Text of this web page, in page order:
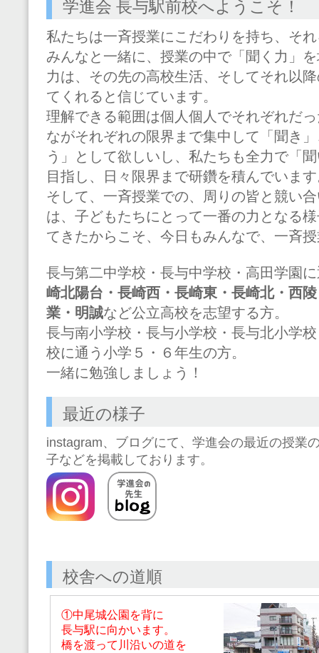
学進会 長与駅前校へようこそ！
私たちは一斉授業にこだわりを持ち、そ
みんなと一緒に、授業の中で「聞く力」
力は、その先の高校生活、そしてそれ以
てくれると信じています。
理解できる範囲は個人個人でそれぞれだ
ながそれぞれの限界まで集中して「聞き
う」として欲しいし、私たちも全力で「
目指し、日々限界まで研鑽を積んでいま
そして、一斉授業での、周りの皆と競い
は、子どもたちにとって一番の力となる
てきたからこそ、今日もみんなで、一斉
長与第二中学校・長与中学校・高田学園
崎北陽台・長崎西・長崎東・長崎北・西
業・明誠など公立高校を志望する方。
長与南小学校・長与小学校・長与北小学
校に通う小学５・６年生の方。
一緒に勉強しましょう！
最近の様子
instagram、ブログにて、学進会の最近の授業
子などを掲載しております。
校舎への道順
①中尾城公園を背に
長与駅に向かいます。
橋を渡って川沿いの道を